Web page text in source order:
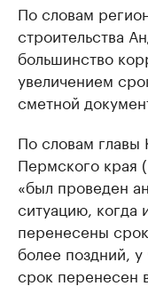
По словам
строительства
большинство
увеличением
сметной
По словам главы
Пермского края
«был проведен
ситуацию, когда
перенесены
более поздний,
срок перенесен